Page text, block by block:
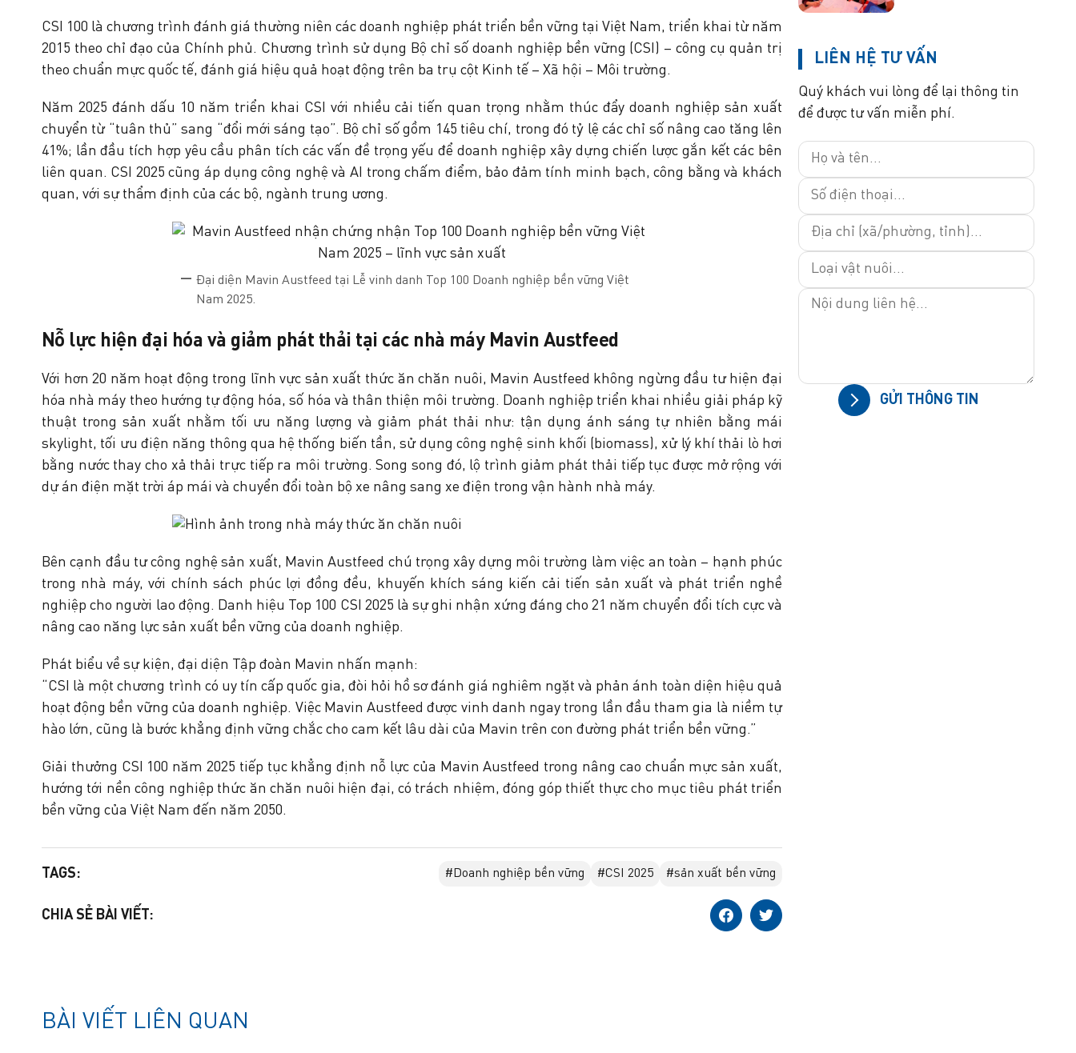
CSI 100 là chương trình đánh giá thường niên các doanh nghiệp phát triển bền vững tại Việt Nam, triển khai từ năm
2015 theo chỉ đạo của Chính phủ. Chương trình sử dụng Bộ chỉ số doanh nghiệp bền vững (CSI) – công cụ quản trị
theo chuẩn mực quốc tế, đánh giá hiệu quả hoạt động trên ba trụ cột Kinh tế – Xã hội – Môi trường.
Năm 2025 đánh dấu 10 năm triển khai CSI với nhiều cải tiến quan trọng nhằm thúc đẩy doanh nghiệp sản xuất
chuyển từ “tuân thủ” sang “đổi mới sáng tạo”. Bộ chỉ số gồm 145 tiêu chí, trong đó tỷ lệ các chỉ số nâng cao tăng lên
41%; lần đầu tích hợp yêu cầu phân tích các vấn đề trọng yếu để doanh nghiệp xây dựng chiến lược gắn kết các bên
liên quan. CSI 2025 cũng áp dụng công nghệ và AI trong chấm điểm, bảo đảm tính minh bạch, công bằng và khách
quan, với sự thẩm định của các bộ, ngành trung ương.
Đại diện Mavin Austfeed tại Lễ vinh danh Top 100 Doanh nghiệp bền vững Việt
Nam 2025.
Nỗ lực hiện đại hóa và giảm phát thải tại các nhà máy Mavin Austfeed
Với hơn 20 năm hoạt động trong lĩnh vực sản xuất thức ăn chăn nuôi, Mavin Austfeed không ngừng đầu tư hiện đại
hóa nhà máy theo hướng tự động hóa, số hóa và thân thiện môi trường. Doanh nghiệp triển khai nhiều giải pháp kỹ
thuật trong sản xuất nhằm tối ưu năng lượng và giảm phát thải như: tận dụng ánh sáng tự nhiên bằng mái
skylight, tối ưu điện năng thông qua hệ thống biến tần, sử dụng công nghệ sinh khối (biomass), xử lý khí thải lò hơi
bằng nước thay cho xả thải trực tiếp ra môi trường. Song song đó, lộ trình giảm phát thải tiếp tục được mở rộng với
dự án điện mặt trời áp mái và chuyển đổi toàn bộ xe nâng sang xe điện trong vận hành nhà máy.
Bên cạnh đầu tư công nghệ sản xuất, Mavin Austfeed chú trọng xây dựng môi trường làm việc an toàn – hạnh phúc
trong nhà máy, với chính sách phúc lợi đồng đều, khuyến khích sáng kiến cải tiến sản xuất và phát triển nghề
nghiệp cho người lao động. Danh hiệu Top 100 CSI 2025 là sự ghi nhận xứng đáng cho 21 năm chuyển đổi tích cực và
nâng cao năng lực sản xuất bền vững của doanh nghiệp.
Phát biểu về sự kiện, đại diện Tập đoàn Mavin nhấn mạnh:
“CSI là một chương trình có uy tín cấp quốc gia, đòi hỏi hồ sơ đánh giá nghiêm ngặt và phản ánh toàn diện hiệu quả
hoạt động bền vững của doanh nghiệp. Việc Mavin Austfeed được vinh danh ngay trong lần đầu tham gia là niềm tự
hào lớn, cũng là bước khẳng định vững chắc cho cam kết lâu dài của Mavin trên con đường phát triển bền vững.”
Giải thưởng CSI 100 năm 2025 tiếp tục khẳng định nỗ lực của Mavin Austfeed trong nâng cao chuẩn mực sản xuất,
hướng tới nền công nghiệp thức ăn chăn nuôi hiện đại, có trách nhiệm, đóng góp thiết thực cho mục tiêu phát triển
bền vững của Việt Nam đến năm 2050.
TAGS: #Doanh nghiệp bền vững #CSI 2025 #sản xuất bền vững
CHIA SẺ BÀI VIẾT:
Cao đẳng Cộng
đồng Hà Tây
LIÊN HỆ TƯ VẤN
Quý khách vui lòng để lại thông tin
để được tư vấn miễn phí.
GỬI THÔNG TIN
BÀI VIẾT LIÊN QUAN